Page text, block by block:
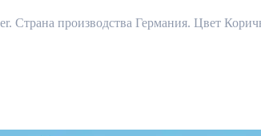
Страна производства Германия. Цвет